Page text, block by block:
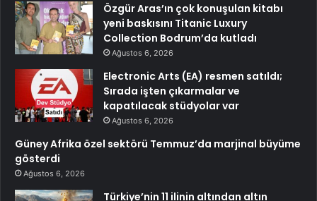
Özgür Aras’ın çok konuşulan kitabı
yeni baskısını Titanic Luxury
Collection Bodrum’da kutladı
Ağustos 6, 2026
Electronic Arts (EA) resmen satıldı;
Sırada işten çıkarmalar ve
kapatılacak stüdyolar var
Ağustos 6, 2026
Güney Afrika özel sektörü Temmuz’da marjinal büyüme
gösterdi
Ağustos 6, 2026
Türkiye’nin 11 ilinin altından altın